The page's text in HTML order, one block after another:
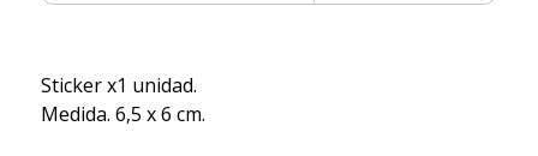
Sticker x1 unidad.
Medida. 6,5 x 6 cm.